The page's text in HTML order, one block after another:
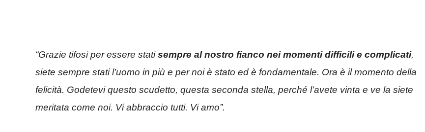
“Grazie tifosi per essere statisempre al nostro fianco nei momenti difficili e complicati,
siete sempre stati l’uomo in più e per noi è stato ed è fondamentale. Ora è il momento della
felicità. Godetevi questo scudetto, questa seconda stella, perché l’avete vinta e ve la siete
meritata come noi. Vi abbraccio tutti. Vi amo”.